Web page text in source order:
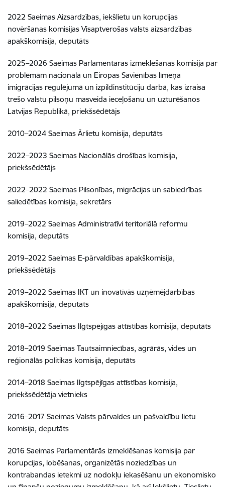
2022 Saeimas Aizsardzības, iekšlietu un korupcijas
novēršanas komisijas Visaptverošas valsts aizsardzības
apakškomisija, deputāts
2025–2026 Saeimas Parlamentārās izmeklēšanas komisija par
problēmām nacionālā un Eiropas Savienības līmeņa
imigrācijas regulējumā un izpildinstitūciju darbā, kas izraisa
trešo valstu pilsoņu masveida ieceļošanu un uzturēšanos
Latvijas Republikā, priekšsēdētājs
2010–2024 Saeimas Ārlietu komisija, deputāts
2022–2023 Saeimas Nacionālās drošības komisija,
priekšsēdētājs
2022–2022 Saeimas Pilsonības, migrācijas un sabiedrības
saliedētības komisija, sekretārs
2019–2022 Saeimas Administratīvi teritoriālā reformu
komisija, deputāts
2019–2022 Saeimas E-pārvaldības apakškomisija,
priekšsēdētājs
2019–2022 Saeimas IKT un inovatīvās uzņēmējdarbības
apakškomisija, deputāts
2018–2022 Saeimas Ilgtspējīgas attīstības komisija, deputāts
2018–2019 Saeimas Tautsaimniecības, agrārās, vides un
reģionālās politikas komisija, deputāts
2014–2018 Saeimas Ilgtspējīgas attīstības komisija,
priekšsēdētāja vietnieks
2016–2017 Saeimas Valsts pārvaldes un pašvaldību lietu
komisija, deputāts
2016 Saeimas Parlamentārās izmeklēšanas komisija par
korupcijas, lobēšanas, organizētās noziedzības un
kontrabandas ietekmi uz nodokļu iekasēšanu un ekonomisko